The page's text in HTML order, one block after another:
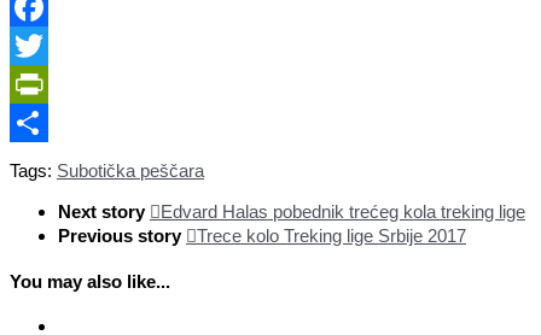
Facebook
Twitter
PrintFriendly
Share
Tags: Subotička peščara
Next story
Edvard Halas pobednik trećeg kola treking lige
Previous story
Trece kolo Treking lige Srbije 2017
You may also like...